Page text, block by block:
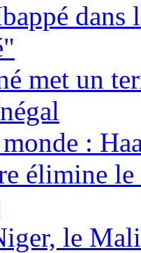
dans
met un
:
élimine
le